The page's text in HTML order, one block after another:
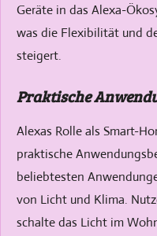
Geräte in das Alexa-
was die Flexibilität und
steigert.
Praktische
Alexas Rolle als Smart-
praktische
beliebtesten
von Licht und Klima.
schalte das Licht im